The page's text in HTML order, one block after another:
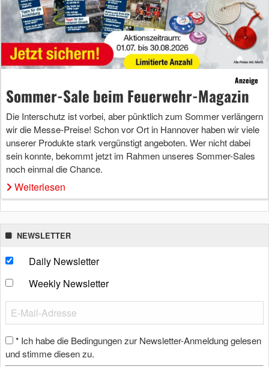
Anzeige
Sommer-Sale beim Feuerwehr-Magazin
Die Interschutz ist vorbei, aber pünktlich zum Sommer verlängern
wir die Messe-Preise! Schon vor Ort in Hannover haben wir viele
unserer Produkte stark vergünstigt angeboten. Wer nicht dabei
sein konnte, bekommt jetzt im Rahmen unseres Sommer-Sales
noch einmal die Chance.
Weiterlesen
NEWSLETTER
Daily Newsletter
Weekly Newsletter
* Ich habe die Bedingungen zur Newsletter-Anmeldung gelesen
und stimme diesen zu.